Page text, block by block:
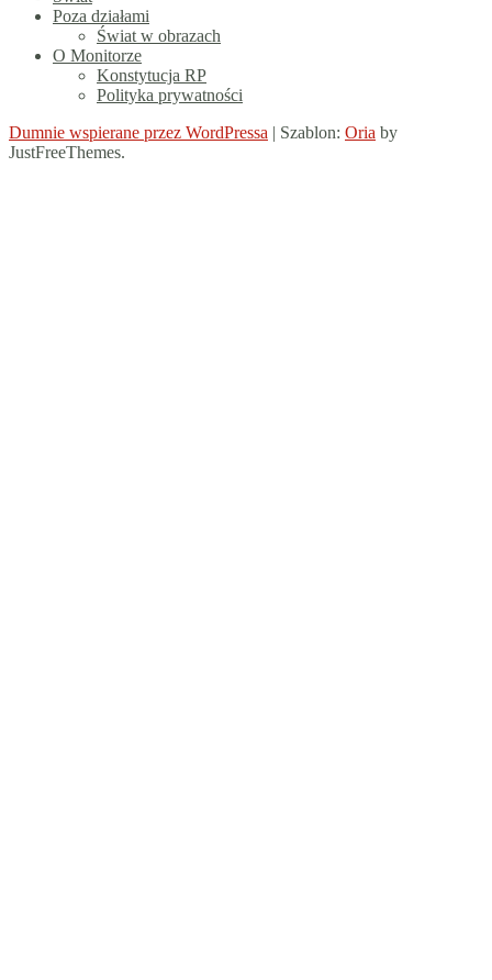
Poza działami
Świat w obrazach
O Monitorze
Konstytucja RP
Polityka prywatności
Dumnie wspierane przez WordPressa | Szablon: Oria by
JustFreeThemes.